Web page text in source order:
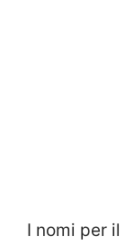
I nomi per